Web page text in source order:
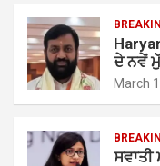
ਦੇ ਨਵੇਂ
March
ਸਵਾਤੀ